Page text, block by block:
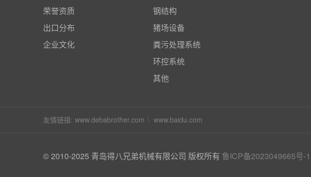
荣誉资质
出口分布
企业文化
钢结构
猪场设备
粪污处理系统
环控系统
其他
友情链接: www.debabrother.com www.baidu.com
© 2010-2025 青岛得八兄弟机械有限公司 版权所有 鲁ICP备2023049665号-1